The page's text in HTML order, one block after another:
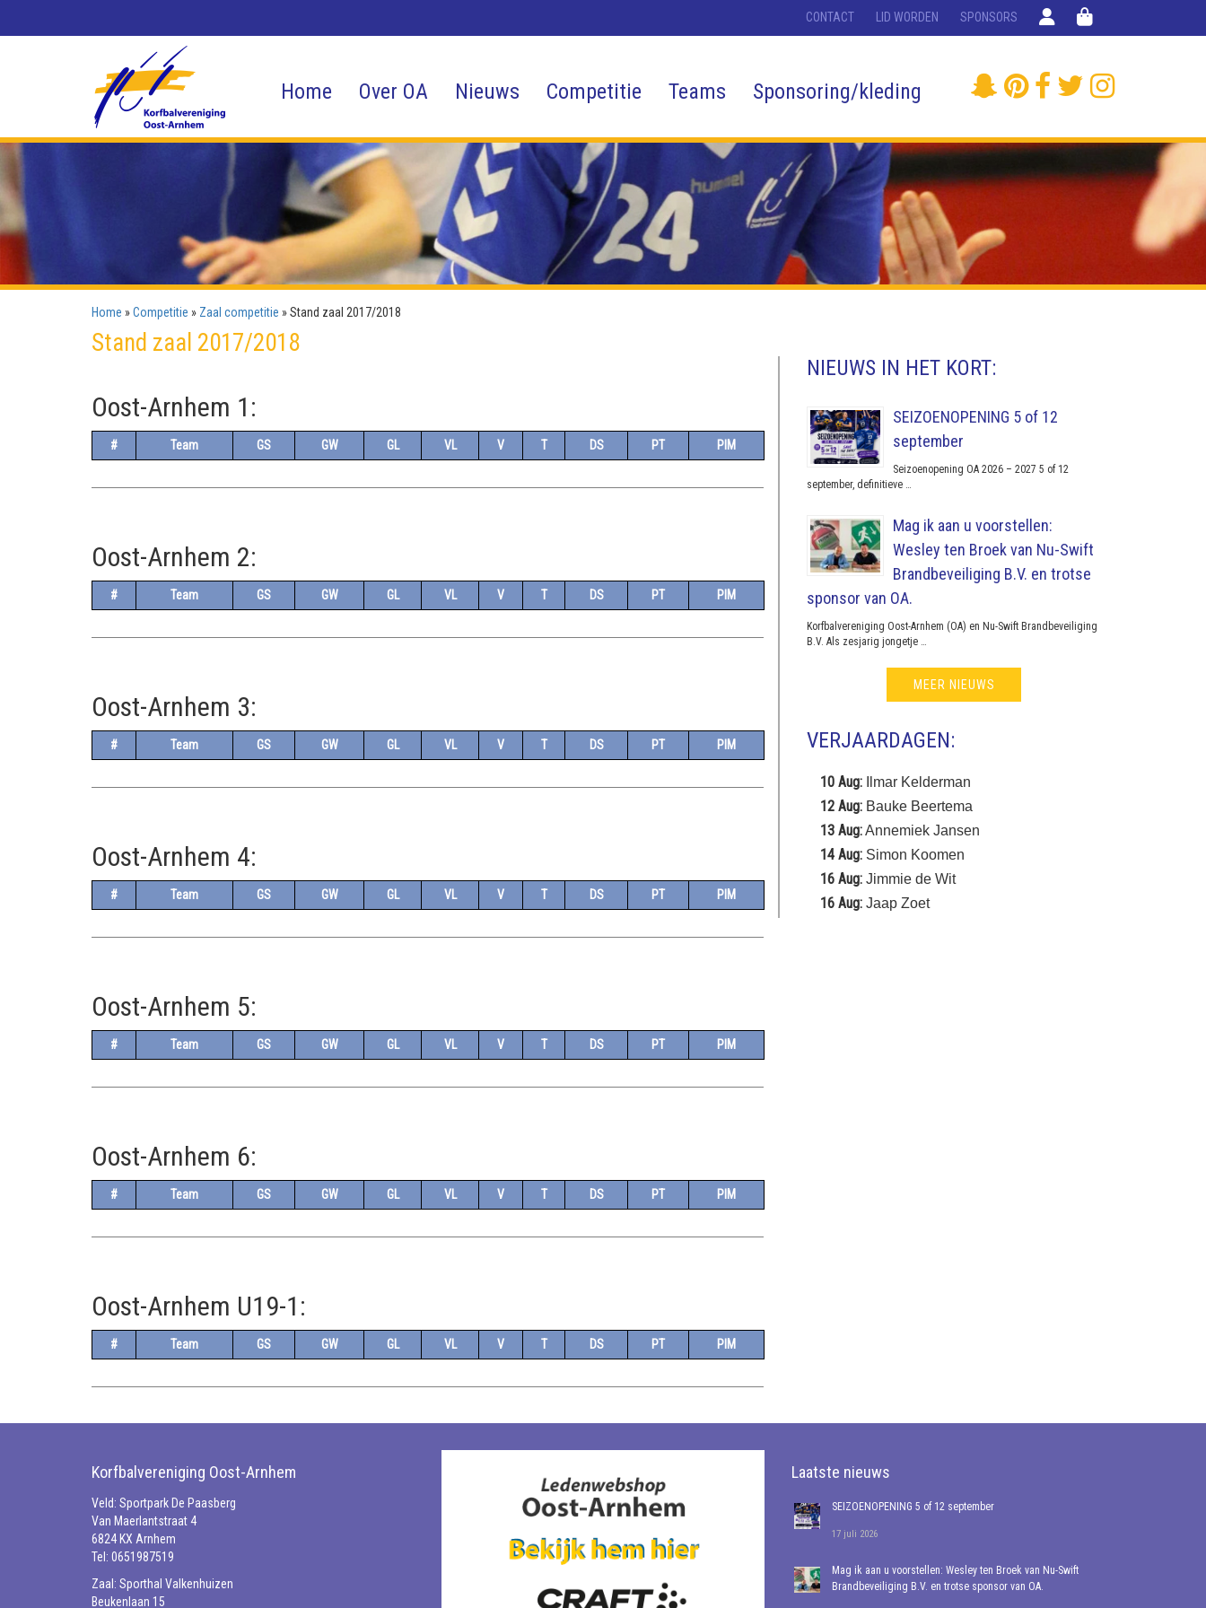
CONTACT LID WORDEN SPONSORS
Home Over OA Nieuws Competitie Teams Sponsoring/kleding
Home »Competitie » Zaal competitie »Stand zaal 2017/2018
Stand zaal 2017/2018
Oost-Arnhem 1:
# Team GS GW GL VL V T DS PT PIM
Oost-Arnhem 2:
# Team GS GW GL VL V T DS PT PIM
Oost-Arnhem 3:
# Team GS GW GL VL V T DS PT PIM
Oost-Arnhem 4:
# Team GS GW GL VL V T DS PT PIM
Oost-Arnhem 5:
# Team GS GW GL VL V T DS PT PIM
Oost-Arnhem 6:
# Team GS GW GL VL V T DS PT PIM
Oost-Arnhem U19-1:
# Team GS GW GL VL V T DS PT PIM
NIEUWS IN HET KORT:
SEIZOENOPENING 5 of 12
september
Seizoenopening OA 2026 – 2027 5 of 12
september, definitieve …
Mag ik aan u voorstellen:
Wesley ten Broek van Nu-Swift
Brandbeveiliging B.V. en trotse
sponsor van OA.
Korfbalvereniging Oost-Arnhem (OA) en Nu-Swift Brandbeveiliging
B.V. Als zesjarig jongetje …
MEER NIEUWS
VERJAARDAGEN:
10 Aug: Ilmar Kelderman
12 Aug: Bauke Beertema
13 Aug:Annemiek Jansen
14 Aug: Simon Koomen
16 Aug: Jimmie de Wit
16 Aug: Jaap Zoet
Korfbalvereniging Oost-Arnhem
Veld: Sportpark De Paasberg
Van Maerlantstraat 4
6824 KX Arnhem
Tel: 0651987519
Zaal: Sporthal Valkenhuizen
Beukenlaan 15
Laatste nieuws
SEIZOENOPENING 5 of 12 september
17 juli 2026
Mag ik aan u voorstellen: Wesley ten Broek van Nu-Swift
Brandbeveiliging B.V. en trotse sponsor van OA.